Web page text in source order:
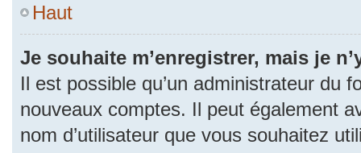
Haut
Je souhaite m’enregistrer, mais je
Il est possible qu’un administrateur du
nouveaux comptes. Il peut également
nom d’utilisateur que vous souhaitez